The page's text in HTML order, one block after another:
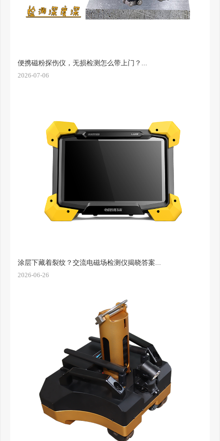
便携磁粉探伤仪，无损检测怎么带上门？...
2026-07-06
涂层下藏着裂纹？交流电磁场检测仪揭晓答案...
2026-06-26